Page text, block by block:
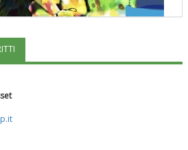
di Tiziano Pesce al CN Uisp